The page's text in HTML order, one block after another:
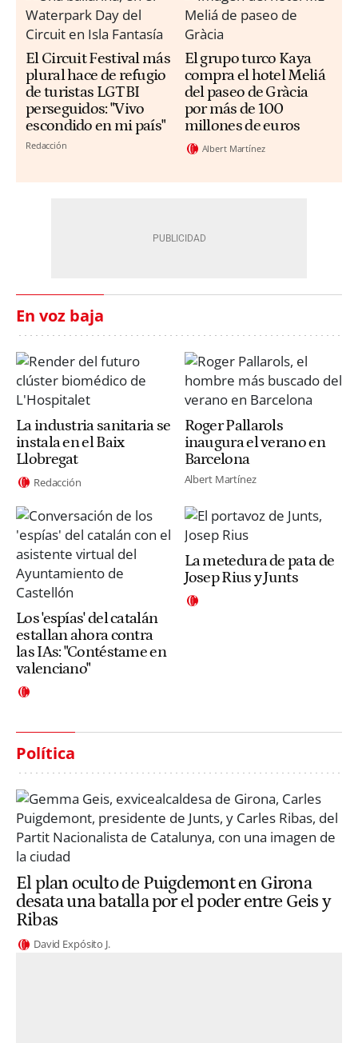
El Circuit Festival más
plural hace de refugio
de turistas LGTBI
perseguidos: "Vivo
escondido en mi país"
Redacción
El grupo turco Kaya
compra el hotel Meliá
del paseo de Gràcia
por más de 100
millones de euros
Albert Martínez
En voz baja
La industria sanitaria se
instala en el Baix
Llobregat
Redacción
Roger Pallarols
inaugura el verano en
Barcelona
Albert Martínez
Los 'espías' del catalán
estallan ahora contra
las IAs: "Contéstame en
valenciano"
La metedura de pata de
Josep Rius y Junts
Política
El plan oculto de Puigdemont en Girona
desata una batalla por el poder entre Geis y
Ribas
David Expósito J.